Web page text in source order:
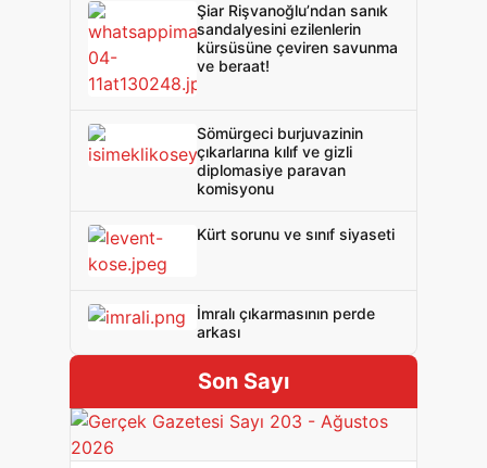
Şiar Rişvanoğlu’ndan sanık
sandalyesini ezilenlerin
kürsüsüne çeviren savunma
ve beraat!
Sömürgeci burjuvazinin
çıkarlarına kılıf ve gizli
diplomasiye paravan
komisyonu
Kürt sorunu ve sınıf siyaseti
İmralı çıkarmasının perde
arkası
Son Sayı